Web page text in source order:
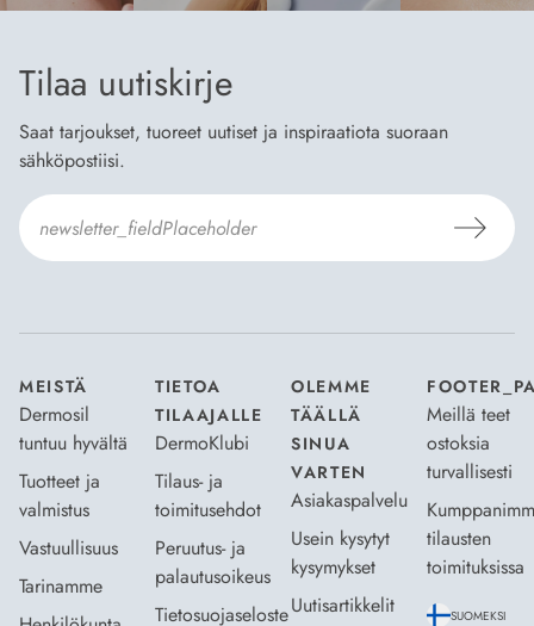
Tilaa uutiskirje
Saat tarjoukset, tuoreet uutiset ja inspiraatiota suoraan
sähköpostiisi.
MEISTÄ
Dermosil
tuntuu hyvältä
Tuotteet ja
valmistus
Vastuullisuus
Tarinamme
TIETOA
TILAAJALLE
DermoKlubi
Tilaus- ja
toimitusehdot
Peruutus- ja
palautusoikeus
Tietosuojaseloste
OLEMME
TÄÄLLÄ
SINUA
VARTEN
Asiakaspalvelu
Usein kysytyt
kysymykset
Uutisartikkelit
Meillä teet
ostoksia
turvallisesti
tilausten
toimituksissa
SUOMEKSI